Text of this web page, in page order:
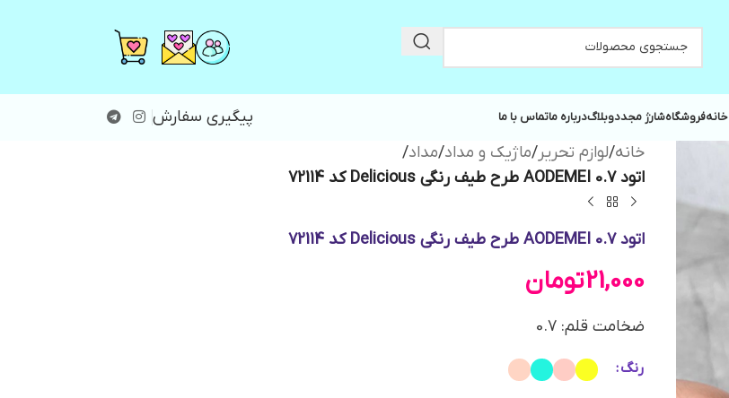
خانهفروشگاهشارژ مجددوبلاگدرباره ماتماس با ما پیگیری سفارش
خانه/لوازم تحریر/ماژیک و مداد/مداد/
اتود 0.7 AODEMEI طرح طیف رنگی Delicious کد 72114
اتود 0.7 AODEMEI طرح طیف رنگی Delicious کد 72114
21,000تومان
ضخامت قلم: 0.7
رنگ